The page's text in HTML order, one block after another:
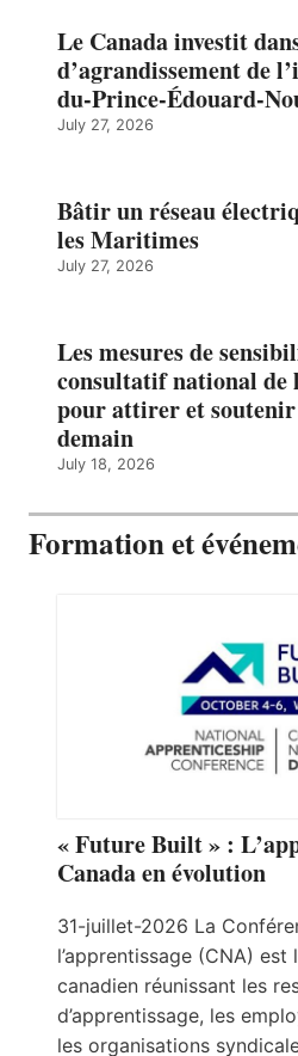
Le Canada investit
d’agrandissement de
du-Prince-Édouard-
July 27, 2026
Bâtir un réseau
les Maritimes
July 27, 2026
Les mesures de
consultatif national de
pour attirer et
demain
July 18, 2026
Formation et
« Future Built » :
Canada en évolution
31-juillet-2026 La
l’apprentissage (CNA)
canadien réunissant les
d’apprentissage, les
les organisations